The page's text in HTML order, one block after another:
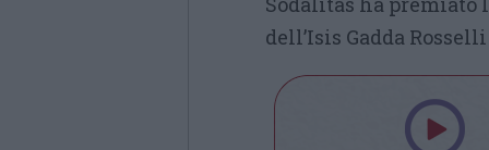
dell’Isis Gadda